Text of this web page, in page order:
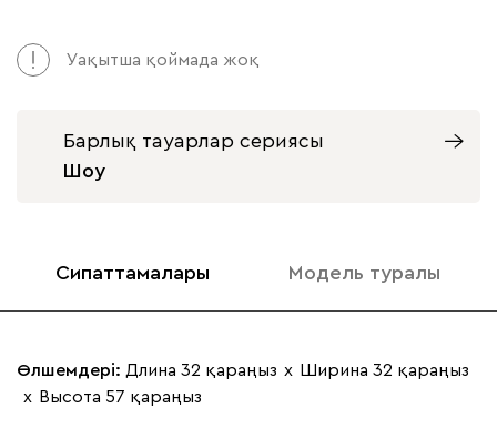
Уақытша қоймада жоқ
Барлық тауарлар сериясы
Шоу
Сипаттамалары Модель туралы
Өлшемдері: Длина 32 қараңыз х Ширина 32 қараңыз
х Высота 57 қараңыз